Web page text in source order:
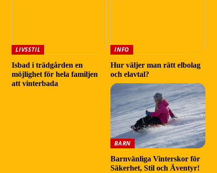
LIVSSTIL
Isbad i trädgården en
möjlighet för hela familjen
att vinterbada
INFO
Hur väljer man rätt elbolag
och elavtal?
BARN
Barnvänliga Vinterskor för
Säkerhet, Stil och Äventyr!